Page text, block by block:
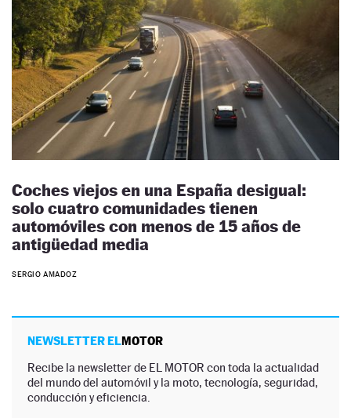
Coches viejos en una España desigual:
solo cuatro comunidades tienen
automóviles con menos de 15 años de
antigüedad media
SERGIO AMADOZ
NEWSLETTER ELMOTOR
Recibe la newsletter de EL MOTOR con toda la actualidad
del mundo del automóvil y la moto, tecnología, seguridad,
conducción y eficiencia.